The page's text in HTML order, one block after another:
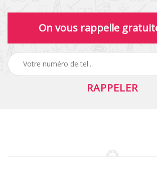
On vous rappelle